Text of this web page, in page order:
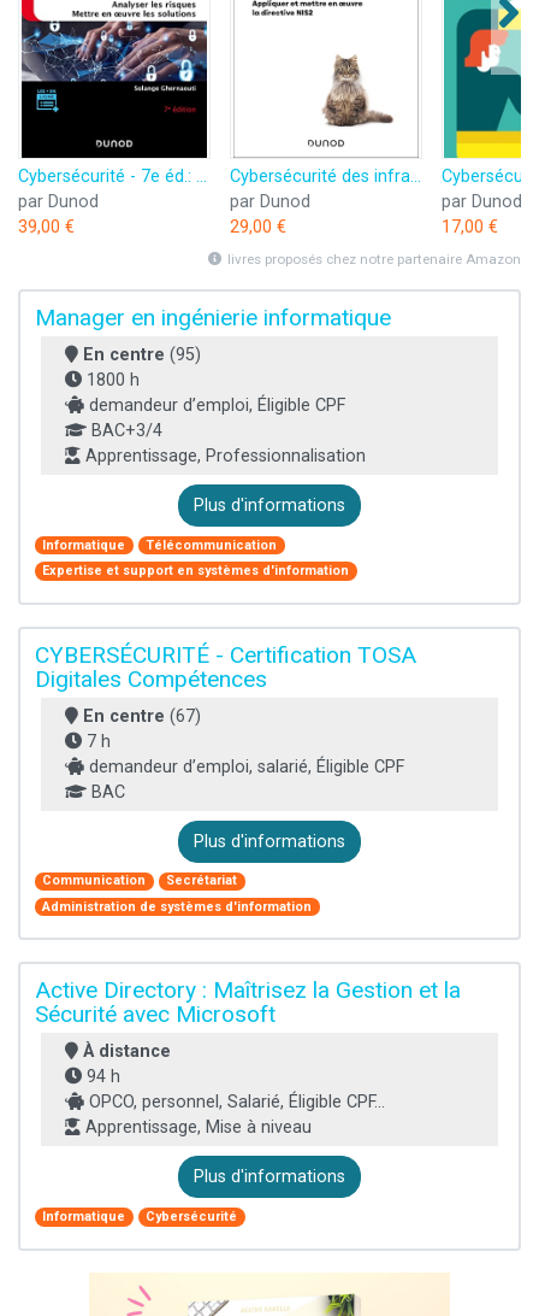
Cybersécurité - 7e éd.: Analyser les risques, mettre en oeuvre les solutions
par Dunod
39,00 €
Cybersécurité des infrastructures critiques: Appliquer et mettre en oeuvre la directive NIS 2
par Dunod
29,00 €
par Dunod
17,00 €
livres proposés chez notre partenaire Amazon
Manager en ingénierie informatique
En centre (95)
1800 h
demandeur d’emploi, Éligible CPF
BAC+3/4
Apprentissage, Professionnalisation
Plus d'informations
Informatique
Télécommunication
Expertise et support en systèmes d'information
CYBERSÉCURITÉ - Certification TOSA
Digitales Compétences
En centre (67)
7 h
demandeur d’emploi, salarié, Éligible CPF
BAC
Plus d'informations
Communication
Secrétariat
Administration de systèmes d'information
Active Directory : Maîtrisez la Gestion et la
Sécurité avec Microsoft
À distance
94 h
OPCO, personnel, Salarié, Éligible CPF...
Apprentissage, Mise à niveau
Plus d'informations
Informatique Cybersécurité